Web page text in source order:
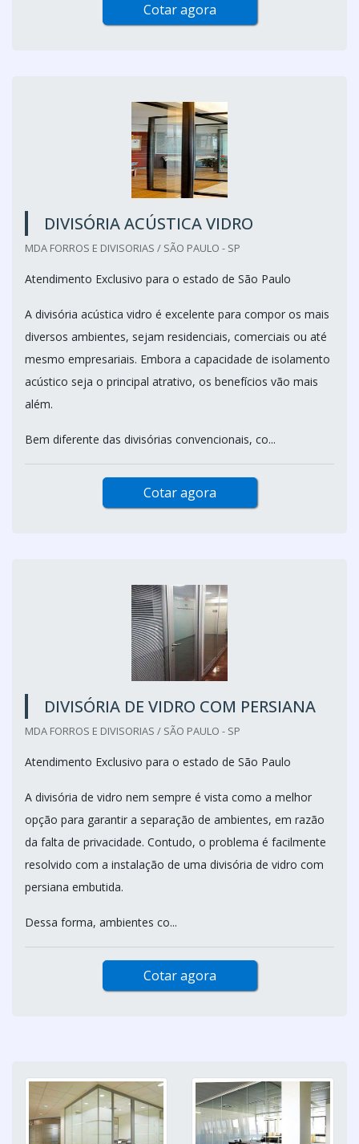
Cotar agora
DIVISÓRIA ACÚSTICA VIDRO
MDA FORROS E DIVISORIAS / SÃO PAULO - SP
Atendimento Exclusivo para o estado de São Paulo
A divisória acústica vidro é excelente para compor os mais
diversos ambientes, sejam residenciais, comerciais ou até
mesmo empresariais. Embora a capacidade de isolamento
acústico seja o principal atrativo, os benefícios vão mais
além.
Bem diferente das divisórias convencionais, co...
Cotar agora
DIVISÓRIA DE VIDRO COM PERSIANA
MDA FORROS E DIVISORIAS / SÃO PAULO - SP
Atendimento Exclusivo para o estado de São Paulo
A divisória de vidro nem sempre é vista como a melhor
opção para garantir a separação de ambientes, em razão
da falta de privacidade. Contudo, o problema é facilmente
resolvido com a instalação de uma divisória de vidro com
persiana embutida.
Dessa forma, ambientes co...
Cotar agora